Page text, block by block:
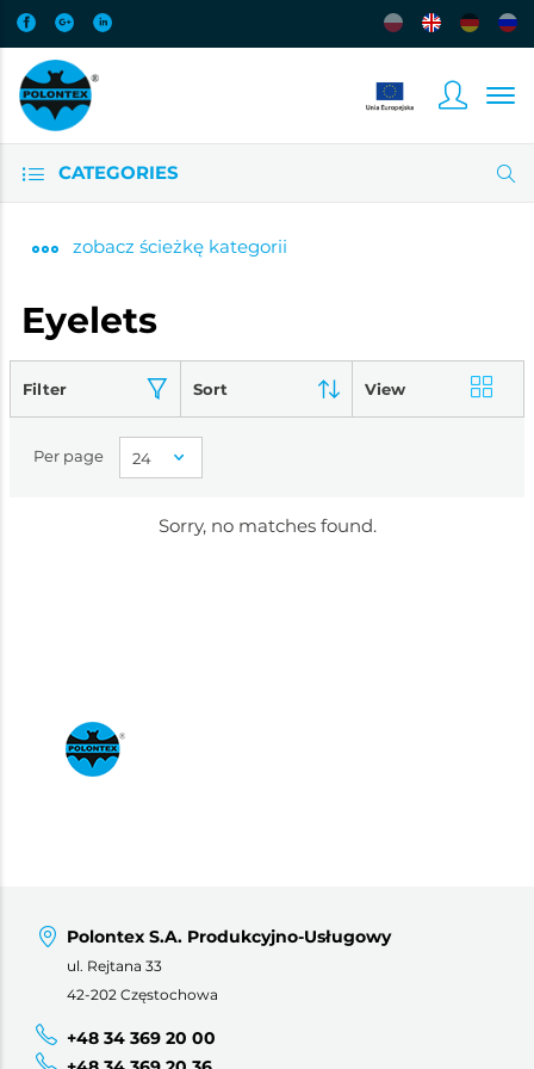
CATEGORIES
zobacz ścieżkę kategorii
Eyelets
Filter Sort View
Per page
Sorry, no matches found.
Polontex S.A. Produkcyjno-Usługowy
ul. Rejtana 33
42-202 Częstochowa
+48 34 369 20 00